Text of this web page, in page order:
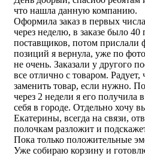
что нашла данную компанию.
Оформила заказ в первых
через неделю, в заказе было 40
поставщиков, потом прислали
позиций я вернула, уже по
не очень. Заказали у другого
все отлично с товаром.
заменить товар, если нужно.
через 2 недели я его получила
себя в городе. Отдельно хочу
Екатерины, всегда на связи,
полочкам разложит и
Пока только положительные
Уже собираю корзину и